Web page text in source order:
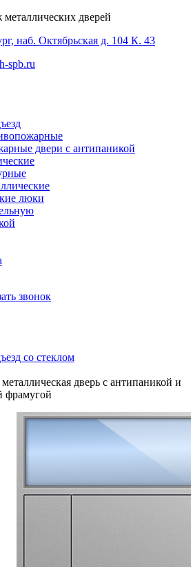
дверей
наб. Октябрьская д. 104 К. 43
spb.ru
двери с антипаникой
люки
звонок
со стеклом
дверь с антипаникой и
фрамугой